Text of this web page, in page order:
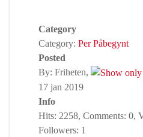
Category
Category: Per Påbegynt
Posted
By: Friheten,
17 jan 2019
Info
Hits: 2258, Comments: 0,
Followers: 1